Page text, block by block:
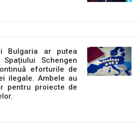
Bulgaria ar putea
Schengen
eforturile de
ilegale. Ambele au
pentru proiecte de